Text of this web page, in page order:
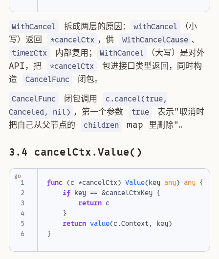
WithCancel 拆成两层的原因： withCancel
（小
写）返回
*cancelCtx ，供 WithCancelCause 、
timerCtx 内部复用； WithCancel
（大写）是对外
API，把
*cancelCtx
包进接口类型返回，同时构
造
CancelFunc 闭包。
CancelFunc 闭包调用
c.cancel(true,
Canceled, nil) ，第一个参数 true
表示"取消时
把自己从父节点的
children map 里删除"。
3.4 cancelCtx.Value()
1
2
4
5
6
func (c *cancelCtx) Value(key any) any {
if key == &cancelCtxKey {
return c
}
return value(c.Context, key)
}
go